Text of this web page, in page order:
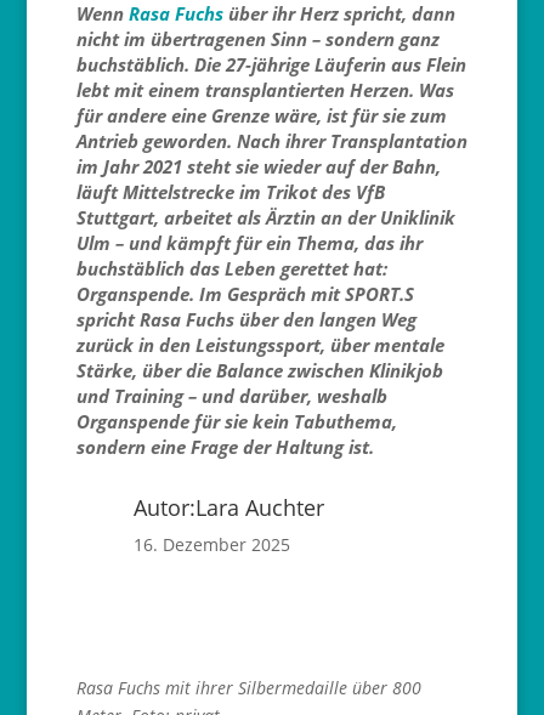
Wenn Rasa Fuchsüber ihr Herz spricht, dann
nicht im übertragenen Sinn – sondern ganz
buchstäblich. Die 27-jährige Läuferin aus Flein
lebt mit einem transplantierten Herzen. Was
für andere eine Grenze wäre, ist für sie zum
Antrieb geworden. Nach ihrer Transplantation
im Jahr 2021 steht sie wieder auf der Bahn,
läuft Mittelstrecke im Trikot des VfB
Stuttgart, arbeitet als Ärztin an der Uniklinik
Ulm – und kämpft für ein Thema, das ihr
buchstäblich das Leben gerettet hat:
Organspende. Im Gespräch mit SPORT.S
spricht Rasa Fuchs über den langen Weg
zurück in den Leistungssport, über mentale
Stärke, über die Balance zwischen Klinikjob
und Training – und darüber, weshalb
Organspende für sie kein Tabuthema,
sondern eine Frage der Haltung ist.
Autor:Lara Auchter
16. Dezember 2025
Rasa Fuchs mit ihrer Silbermedaille über 800